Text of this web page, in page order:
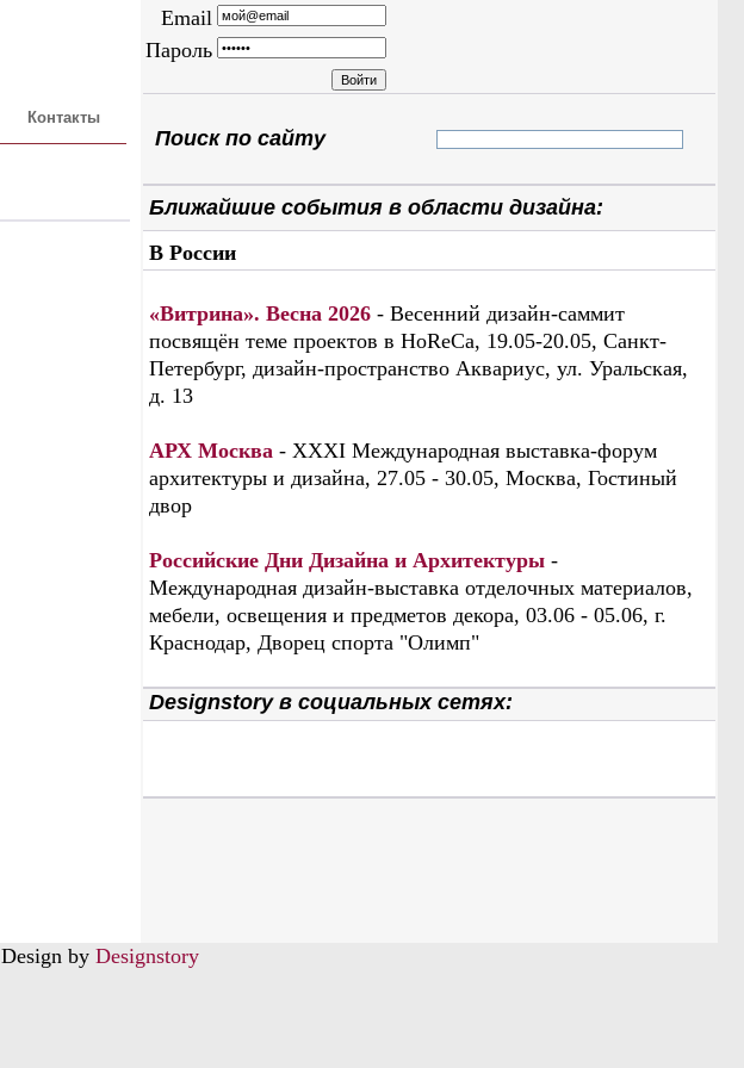
Контакты
Email
Пароль
Поиск по сайту
Ближайшие события в области дизайна:
В России
«Витрина». Весна 2026 - Весенний дизайн-саммит
посвящён теме проектов в HoReCa, 19.05-20.05, Санкт-
Петербург, дизайн-пространство Аквариус, ул. Уральская,
д. 13
АРХ Москва - XXXI Международная выставка-форум
архитектуры и дизайна, 27.05 - 30.05, Москва, Гостиный
двор
Российские Дни Дизайна и Архитектуры -
Международная дизайн-выставка отделочных материалов,
мебели, освещения и предметов декора, 03.06 - 05.06, г.
Краснодар, Дворец спорта "Олимп"
Designstory в социальных сетях:
Design by Designstory